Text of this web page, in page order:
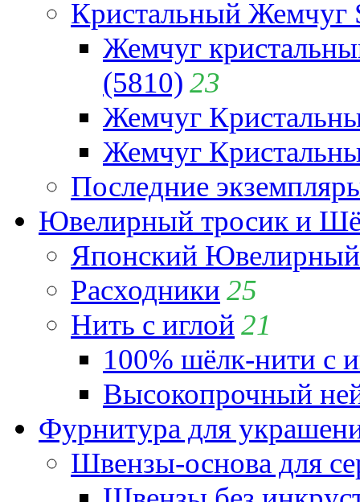
Кристальный Жемчуг
Жемчуг
(5810) 23
Жемчуг
Жемчуг
Последние
Ювелирный тросик и
Японский
Расходники 25
Нить с иглой 21
100% шёлк-нити с
Высокопрочный
Фурнитура для
Швензы-основа для